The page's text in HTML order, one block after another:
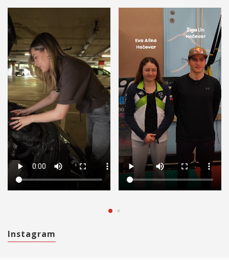
Instagram